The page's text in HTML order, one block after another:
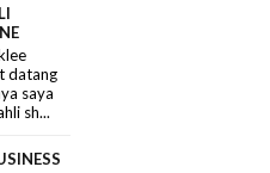
datang
saya
sh...